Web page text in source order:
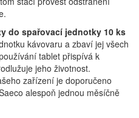
do spařovací jednotky 10 ks
kávovaru a zbaví jej všech
tablet přispívá k
jeho životnost.
zařízení je doporučeno
alespoň jednou měsíčně